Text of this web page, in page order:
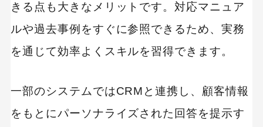
きる点も大きなメリットです。対応マニュア
ルや過去事例をすぐに参照できるため、実務
を通じて効率よくスキルを習得できます。
一部のシステムではCRMと連携し、顧客情報
をもとにパーソナライズされた回答を提示す